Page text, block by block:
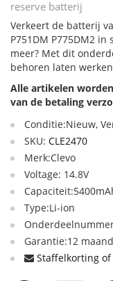
reserve batterij
Verkeert de batterij
P751DM P775DM2
meer? Met dit
behoren laten
Alle artikelen
van de betaling
Conditie:Nieuw,
SKU: CLE2470
Merk:Clevo
Voltage: 14.8V
Type:Li-ion
Garantie:12
Staffelkorting